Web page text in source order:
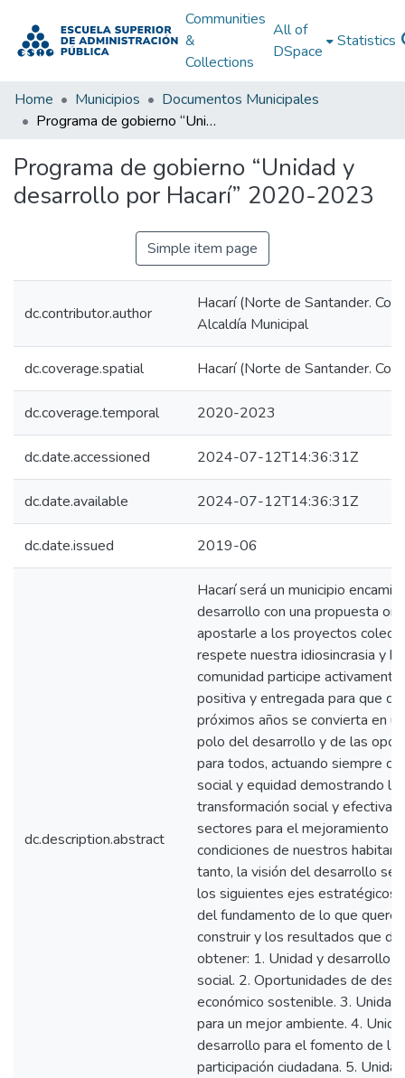
Communities
&
Collections
All of
DSpace
Statistics
Home Municipios
Documentos Municipales
Programa de gobierno “Unidad y desarrollo por Hacarí” 2020-2023
Programa de gobierno “Unidad y
desarrollo por Hacarí” 2020-2023
Simple item page
dc.contributor.author
Hacarí (Norte de Santander.
Alcaldía Municipal
dc.coverage.spatial Hacarí (Norte de Santander.
dc.coverage.temporal 2020-2023
dc.date.accessioned 2024-07-12T14:36:31Z
dc.date.available 2024-07-12T14:36:31Z
dc.date.issued 2019-06
dc.description.abstract
Hacarí será un municipio
desarrollo con una propuesta
apostarle a los proyectos
respete nuestra idiosincrasia y
comunidad participe
positiva y entregada para que
próximos años se convierta en
polo del desarrollo y de las
para todos, actuando siempre
social y equidad demostrando la
transformación social y efectiva
sectores para el mejoramiento
condiciones de nuestros
tanto, la visión del desarrollo se
los siguientes ejes estratégicos
del fundamento de lo que
construir y los resultados que
obtener: 1. Unidad y desarrollo
social. 2. Oportunidades de
económico sostenible. 3.
para un mejor ambiente. 4.
desarrollo para el fomento de la
participación ciudadana. 5.